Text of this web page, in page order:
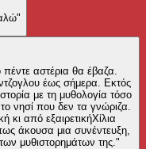
αστέρια θα έβαζα.
έως σήμερα. Εκτός
με τη μυθολογία τόσο
νησί που δεν τα γνώριζα.
κι από εξαιρετικήΧίλια
άκουσα μια συνέντευξη,
μυθιστορημάτων της."